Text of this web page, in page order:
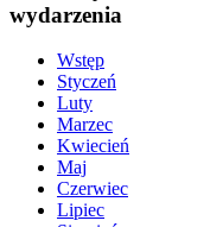
wydarzenia
Wstęp
Styczeń
Luty
Marzec
Kwiecień
Maj
Czerwiec
Lipiec